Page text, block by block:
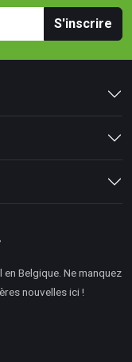
S'inscrire
Belgique. Ne manquez
nouvelles ici !